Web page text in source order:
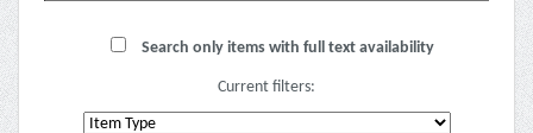
Search only items with full text availability
Current filters: